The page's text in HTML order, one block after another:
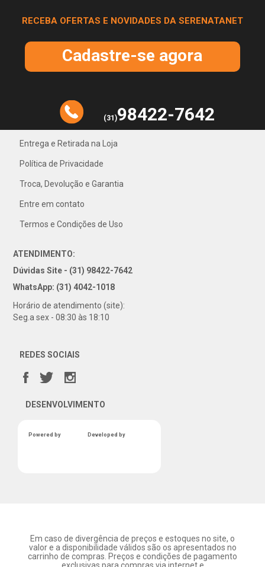
RECEBA OFERTAS E NOVIDADES DA SERENATANET
Cadastre-se agora
(31)98422-7642
4042-1018
Entrega e Retirada na Loja
Política de Privacidade
Troca, Devolução e Garantia
Entre em contato
Termos e Condições de Uso
ATENDIMENTO:
Dúvidas Site - (31) 98422-7642
WhatsApp: (31) 4042-1018
Horário de atendimento (site):
Seg.a sex - 08:30 às 18:10
REDES SOCIAIS
DESENVOLVIMENTO
Powered by Developed by
Em caso de divergência de preços e estoques no site, o
valor e a disponibilidade válidos são os apresentados no
carrinho de compras. Preços e condições de pagamento